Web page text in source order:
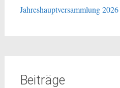
Jahreshauptversammlung 2026
Beiträge